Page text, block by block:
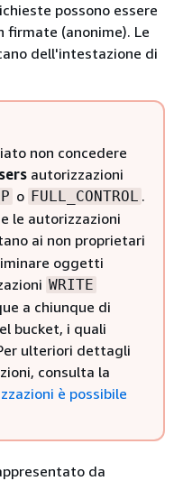
possono essere
(anonime). Le
dell'intestazione di
non concedere
autorizzazioni
o FULL_CONTROL .
le autorizzazioni
ai non proprietari
oggetti
WRITE
a chiunque di
bucket, i quali
ulteriori dettagli
consulta la
è possibile
da